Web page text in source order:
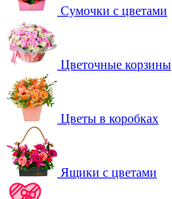
Сумочки с цветами
Цветочные корзины
Цветы в коробках
Ящики с цветами